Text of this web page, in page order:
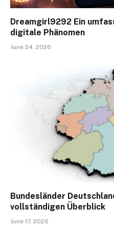
Dreamgirl9292 Ein
digitale Phänomen
June 24, 2026
Bundesländer
vollständigen Überblick
June 17, 2026